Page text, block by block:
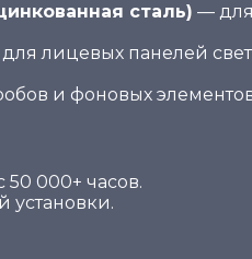
сталь) — для
лицевых панелей
и фоновых
000+ часов.
установки.